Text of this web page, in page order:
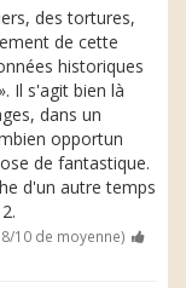
des tortures,
de cette
historiques
Il s'agit bien là
dans un
opportun
de fantastique.
d'un autre temps
10 de moyenne)